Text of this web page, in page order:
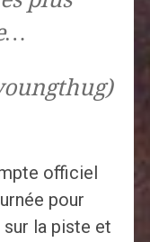
officiel
pour
la piste et